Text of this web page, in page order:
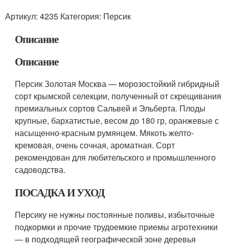
Артикул: 4235 Категория: Персик
Описание
Описание
Персик Золотая Москва — морозостойкий гибридный
сорт крымской селекции, полученный от скрещивания
премиальных сортов Сальвей и Эльберта. Плоды
крупные, бархатистые, весом до 180 гр, оранжевые с
насыщенно-красным румянцем. Мякоть желто-
кремовая, очень сочная, ароматная. Сорт
рекомендован для любительского и промышленного
садоводства.
ПОСАДКА И УХОД
Персику не нужны постоянные поливы, избыточные
подкормки и прочие трудоемкие приемы агротехники
— в подходящей географической зоне деревья